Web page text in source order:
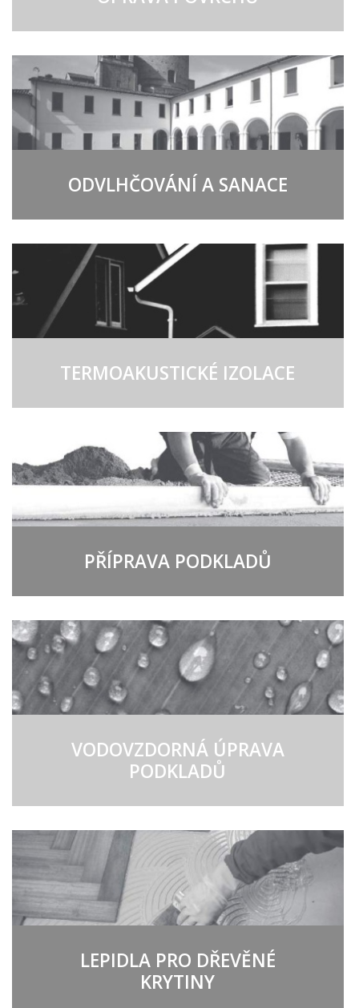
ODVLHČOVÁNÍ A SANACE
TERMOAKUSTICKÉ IZOLACE
PŘÍPRAVA PODKLADŮ
VODOVZDORNÁ ÚPRAVA
PODKLADŮ
LEPIDLA PRO DŘEVĚNÉ
KRYTINY